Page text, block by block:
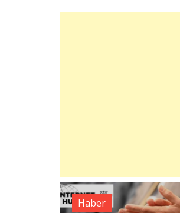
Haber